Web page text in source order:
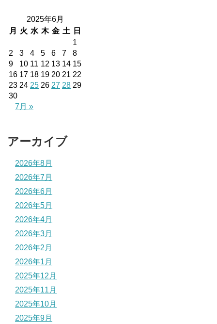
2025年6月
月
火 水 木 金 土
日
1
2
3 4 5 6 7
8
9
10 11 12 13 14 15
16 17 18 19 20 21 22
23 24 25 26 27 28 29
30
7月 »
アーカイブ
2026年8月
2026年7月
2026年6月
2026年5月
2026年4月
2026年3月
2026年2月
2026年1月
2025年12月
2025年11月
2025年10月
2025年9月